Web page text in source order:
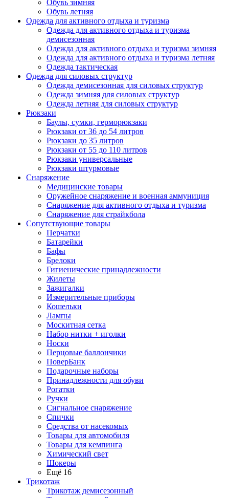
Обувь зимняя
Обувь летняя
Одежда для активного отдыха и туризма
Одежда для активного отдыха и туризма
демисезонная
Одежда для активного отдыха и туризма зимняя
Одежда для активного отдыха и туризма летняя
Одежда тактическая
Одежда для силовых структур
Одежда демисезонная для силовых структур
Одежда зимняя для силовых структур
Одежда летняя для силовых структур
Рюкзаки
Баулы, сумки, герморюкзаки
Рюкзаки от 36 до 54 литров
Рюкзаки до 35 литров
Рюкзаки от 55 до 110 литров
Рюкзаки универсальные
Рюкзаки штурмовые
Снаряжение
Медицинские товары
Оружейное снаряжение и военная аммуниция
Снаряжение для активного отдыха и туризма
Снаряжение для страйкбола
Сопутствующие товары
Перчатки
Батарейки
Бафы
Брелоки
Гигиенические принадлежности
Жилеты
Зажигалки
Измерительные приборы
Кошельки
Лампы
Москитная сетка
Набор нитки + иголки
Носки
Перцовые баллончики
ПоверБанк
Подарочные наборы
Принадлежности для обуви
Рогатки
Ручки
Сигнальное снаряжение
Спички
Средства от насекомых
Товары для автомобиля
Товары для кемпинга
Химический свет
Шокеры
Ещё 16
Трикотаж
Трикотаж демисезонный